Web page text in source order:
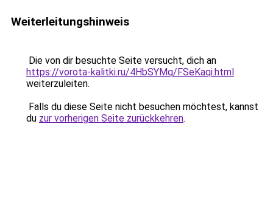
Weiterleitungshinweis
Die von dir besuchte Seite versucht, dich an
https://vorota-kalitki.ru/4HbSYMq/FSeKaqi.html
weiterzuleiten.
Falls du diese Seite nicht besuchen möchtest, kannst
du zur vorherigen Seite zurückkehren.